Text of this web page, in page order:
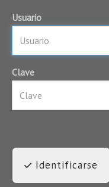
Usuario
Clave
Identificarse